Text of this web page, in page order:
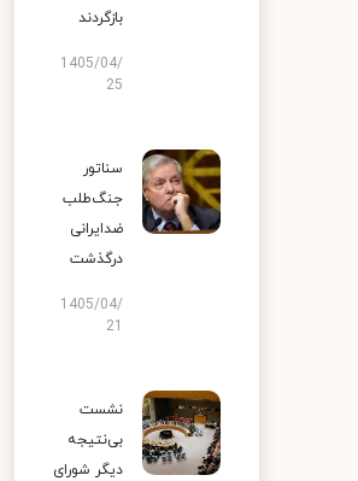
بازگردند
1405/04/
25
سناتور
جنگ‌طلب
ضدایرانی
درگذشت
1405/04/
نشست
بی‌نتیجه
دیگر شورای